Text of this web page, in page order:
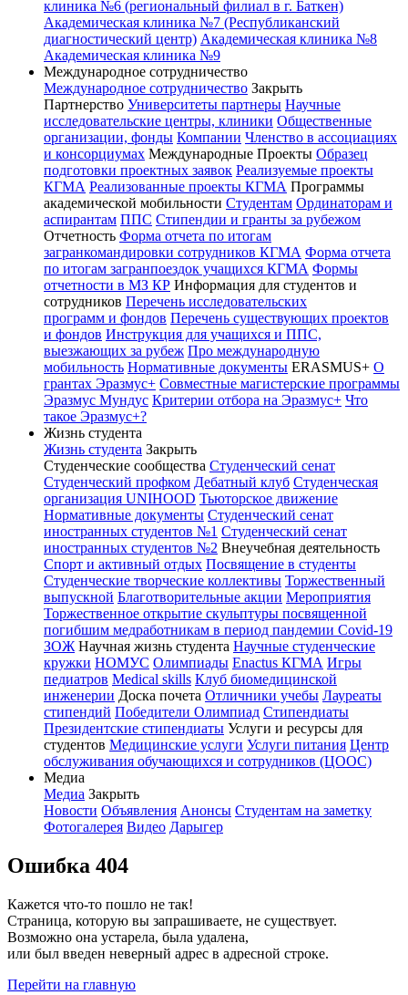
клиника №6 (региональный филиал в г. Баткен)
Академическая клиника №7 (Республиканский
диагностический центр) Академическая клиника №8
Академическая клиника №9
Международное сотрудничество
Международное сотрудничество Закрыть
Партнерство Университеты партнеры Научные
исследовательские центры, клиники Общественные
организации, фонды Компании Членство в ассоциациях
и консорциумах Международные Проекты Образец
подготовки проектных заявок Реализуемые проекты
КГМА Реализованные проекты КГМА Программы
академической мобильности Студентам Ординаторам и
аспирантам ППС Стипендии и гранты за рубежом
Отчетность Форма отчета по итогам
загранкомандировки сотрудников КГМА Форма отчета
по итогам загранпоездок учащихся КГМА Формы
отчетности в МЗ КР Информация для студентов и
сотрудников Перечень исследовательских
программ и фондов Перечень существующих проектов
и фондов Инструкция для учащихся и ППС,
выезжающих за рубеж Про международную
мобильность Нормативные документы ERASMUS+ О
грантах Эразмус+ Совместные магистерские программы
Эразмус Мундус Критерии отбора на Эразмус+ Что
такое Эразмус+?
Жизнь студента
Жизнь студента Закрыть
Студенческие сообщества Студенческий сенат
Студенческий профком Дебатный клуб Студенческая
организация UNIHOOD Тьюторское движение
Нормативные документы Студенческий сенат
иностранных студентов №1 Студенческий сенат
иностранных студентов №2 Внеучебная деятельность
Спорт и активный отдых Посвящение в студенты
Студенческие творческие коллективы Торжественный
выпускной Благотворительные акции Мероприятия
Торжественное открытие скульптуры посвященной
погибшим медработникам в период пандемии Covid-19
ЗОЖ Научная жизнь студента Научные студенческие
кружки НОМУС Олимпиады Enactus КГМА Игры
педиатров Medical skills Клуб биомедицинской
инженерии Доска почета Отличники учебы Лауреаты
стипендий Победители Олимпиад Стипендиаты
Президентские стипендиаты Услуги и ресурсы для
студентов Медицинские услуги Услуги питания Центр
обслуживания обучающихся и сотрудников (ЦООС)
Медиа
Медиа Закрыть
Новости Объявления Анонсы Студентам на заметку
Фотогалерея Видео Дарыгер
Ошибка 404
Кажется что-то пошло не так!
Страница, которую вы запрашиваете, не существует.
Возможно она устарела, была удалена,
или был введен неверный адрес в адресной строке.
Перейти на главную